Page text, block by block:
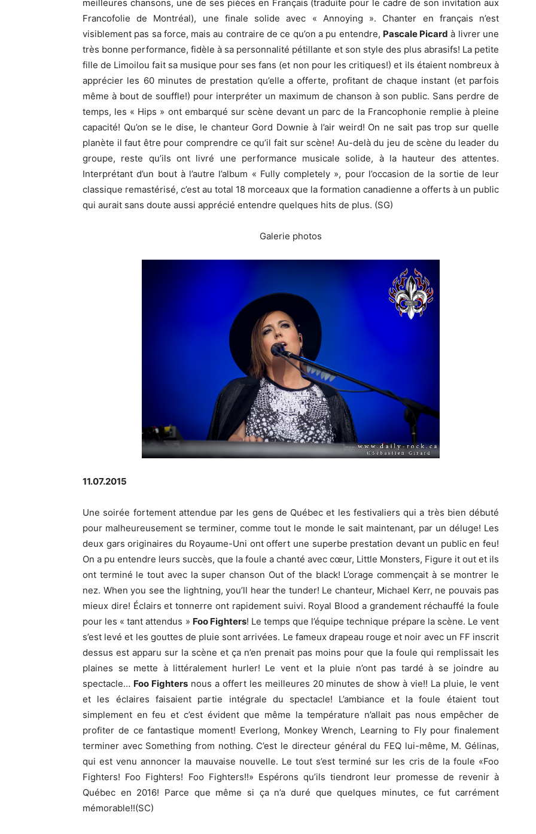
meilleures chansons, une de ses pièces en Français (traduite pour le cadre de son invitation aux
Francofolie de Montréal), une finale solide avec « Annoying ». Chanter en français n’est
visiblement pas sa force, mais au contraire de ce qu’on a pu entendre, Pascale Picard à livrer une
très bonne performance, fidèle à sa personnalité pétillante et son style des plus abrasifs! La petite
fille de Limoilou fait sa musique pour ses fans (et non pour les critiques!) et ils étaient nombreux à
apprécier les 60 minutes de prestation qu’elle a offerte, profitant de chaque instant (et parfois
même à bout de souffle!) pour interpréter un maximum de chanson à son public. Sans perdre de
temps, les « Hips » ont embarqué sur scène devant un parc de la Francophonie remplie à pleine
capacité! Qu’on se le dise, le chanteur Gord Downie à l’air weird! On ne sait pas trop sur quelle
planète il faut être pour comprendre ce qu’il fait sur scène! Au-delà du jeu de scène du leader du
groupe, reste qu’ils ont livré une performance musicale solide, à la hauteur des attentes.
Interprétant d’un bout à l’autre l’album « Fully completely », pour l’occasion de la sortie de leur
classique remastérisé, c’est au total 18 morceaux que la formation canadienne a offerts à un public
qui aurait sans doute aussi apprécié entendre quelques hits de plus. (SG)
Galerie photos
11.07.2015
Une soirée fortement attendue par les gens de Québec et les festivaliers qui a très bien débuté
pour malheureusement se terminer, comme tout le monde le sait maintenant, par un déluge! Les
deux gars originaires du Royaume-Uni ont offert une superbe prestation devant un public en feu!
On a pu entendre leurs succès, que la foule a chanté avec cœur, Little Monsters, Figure it out et ils
ont terminé le tout avec la super chanson Out of the black! L’orage commençait à se montrer le
nez. When you see the lightning, you’ll hear the tunder! Le chanteur, Michael Kerr, ne pouvais pas
mieux dire! Éclairs et tonnerre ont rapidement suivi. Royal Blood a grandement réchauffé la foule
pour les « tant attendus » Foo Fighters! Le temps que l’équipe technique prépare la scène. Le vent
s’est levé et les gouttes de pluie sont arrivées. Le fameux drapeau rouge et noir avec un FF inscrit
dessus est apparu sur la scène et ça n’en prenait pas moins pour que la foule qui remplissait les
plaines se mette à littéralement hurler! Le vent et la pluie n’ont pas tardé à se joindre au
spectacle… Foo Fightersnous a offert les meilleures 20 minutes de show à vie!! La pluie, le vent
et les éclaires faisaient partie intégrale du spectacle! L’ambiance et la foule étaient tout
simplement en feu et c’est évident que même la température n’allait pas nous empêcher de
profiter de ce fantastique moment! Everlong, Monkey Wrench, Learning to Fly pour finalement
terminer avec Something from nothing. C’est le directeur général du FEQ lui-même, M. Gélinas,
qui est venu annoncer la mauvaise nouvelle. Le tout s’est terminé sur les cris de la foule «Foo
Fighters! Foo Fighters! Foo Fighters!!» Espérons qu’ils tiendront leur promesse de revenir à
Québec en 2016! Parce que même si ça n’a duré que quelques minutes, ce fut carrément
mémorable!!(SC)